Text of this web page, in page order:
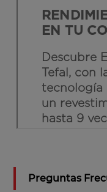
Preguntas